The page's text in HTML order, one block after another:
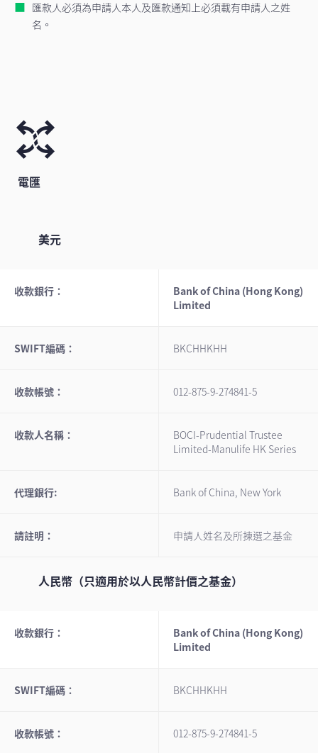
匯款人必須為申請人本人及匯款通知上必須載有申請人之姓
名。
電匯
美元
收款銀行：
Bank of China (Hong Kong)
Limited
SWIFT編碼： BKCHHKHH
收款帳號： 012-875-9-274841-5
收款人名稱：
BOCI-Prudential Trustee
Limited-Manulife HK Series
代理銀行: Bank of China, New York
請註明： 申請人姓名及所揀選之基金
人民幣（只適用於以人民幣計價之基金）
收款銀行：
Bank of China (Hong Kong)
Limited
SWIFT編碼： BKCHHKHH
收款帳號： 012-875-9-274841-5